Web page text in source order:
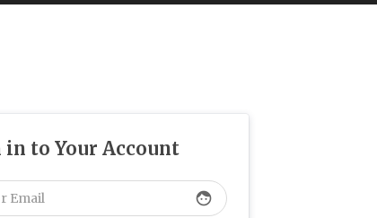
in to Your Account
face